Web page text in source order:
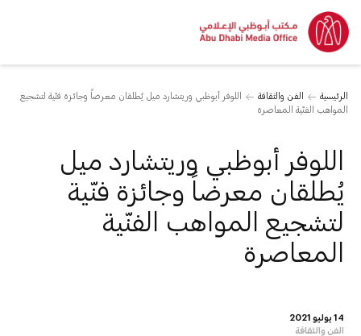
الرئيسية الفن والثقافة
اللوفر أبوظبي وريتشارد ميل يُطلقان معرضاً وجائزة فنّية لتشجيع
المواهب الفنّية المعاصرة
14 يوليو 2021
الفن والثقافة
اللوفر أبوظبي وريتشارد ميل
يُطلقان معرضاً وجائزة فنّية
لتشجيع المواهب الفنّية
المعاصرة